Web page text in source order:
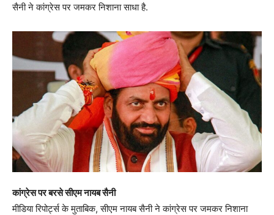
सैनी ने कांग्रेस पर जमकर निशाना साधा है.
कांग्रेस पर बरसे सीएम नायब सैनी
मीडिया रिपोर्ट्स के मुताबिक, सीएम नायब सैनी ने कांग्रेस पर जमकर निशाना